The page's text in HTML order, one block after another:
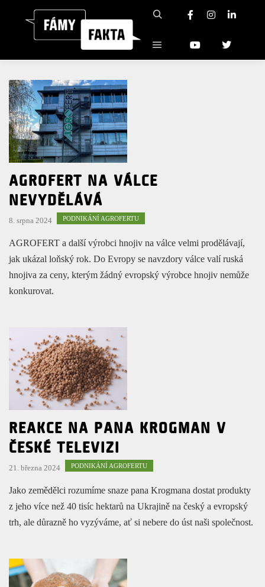
AGROFERT NA VÁLCE
NEVYDĚLÁVÁ
8. srpna 2024 PODNIKÁNÍ AGROFERTU
AGROFERT a další výrobci hnojiv na válce velmi prodělávají,
jak ukázal loňský rok. Do Evropy se navzdory válce valí ruská
hnojiva za ceny, kterým žádný evropský výrobce hnojiv nemůže
konkurovat.
REAKCE NA PANA KROGMAN V
ČESKÉ TELEVIZI
21. března 2024 PODNIKÁNÍ AGROFERTU
Jako zemědělci rozumíme snaze pana Krogmana dostat produkty
z jeho více než 40 tisíc hektarů na Ukrajině na český a evropský
trh, ale důrazně ho vyzýváme, ať si nebere do úst naši společnost.